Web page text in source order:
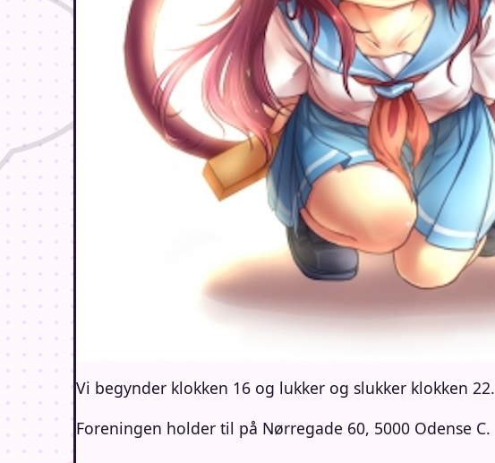
Vi begynder klokken 16 og lukker og slukker klokken 22.
Foreningen holder til på Nørregade 60, 5000 Odense C.